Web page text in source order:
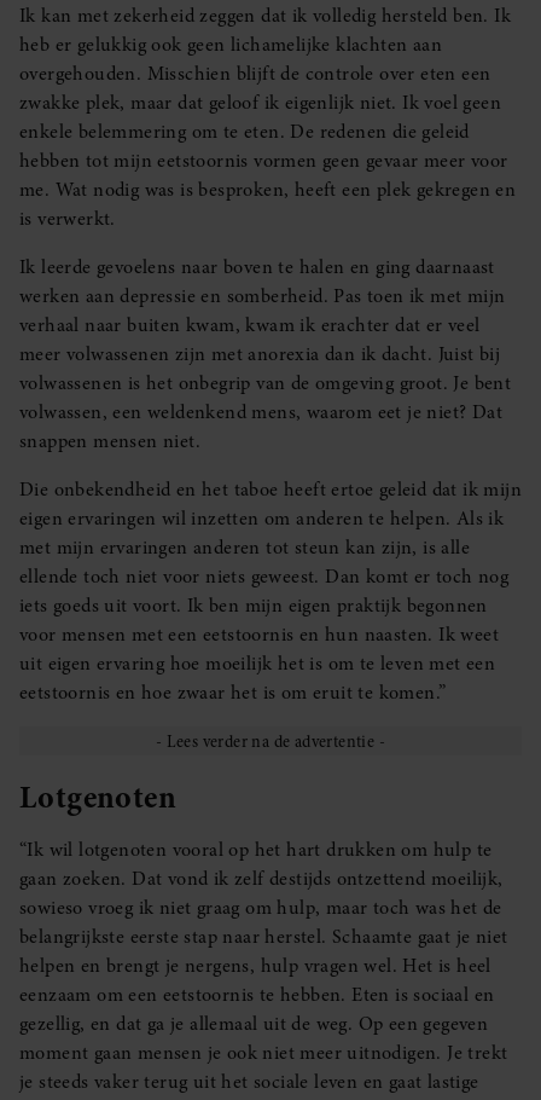
Ik kan met zekerheid zeggen dat ik volledig hersteld ben. Ik
heb er gelukkig ook geen lichamelijke klachten aan
overgehouden. Misschien blijft de controle over eten een
zwakke plek, maar dat geloof ik eigenlijk niet. Ik voel geen
enkele belemmering om te eten. De redenen die geleid
hebben tot mijn eetstoornis vormen geen gevaar meer voor
me. Wat nodig was is besproken, heeft een plek gekregen en
is verwerkt.
Ik leerde gevoelens naar boven te halen en ging daarnaast
werken aan depressie en somberheid. Pas toen ik met mijn
verhaal naar buiten kwam, kwam ik erachter dat er veel
meer volwassenen zijn met anorexia dan ik dacht. Juist bij
volwassenen is het onbegrip van de omgeving groot. Je bent
volwassen, een weldenkend mens, waarom eet je niet? Dat
snappen mensen niet.
Die onbekendheid en het taboe heeft ertoe geleid dat ik mijn
eigen ervaringen wil inzetten om anderen te helpen. Als ik
met mijn ervaringen anderen tot steun kan zijn, is alle
ellende toch niet voor niets geweest. Dan komt er toch nog
iets goeds uit voort. Ik ben mijn eigen praktijk begonnen
voor mensen met een eetstoornis en hun naasten. Ik weet
uit eigen ervaring hoe moeilijk het is om te leven met een
eetstoornis en hoe zwaar het is om eruit te komen.”
Lotgenoten
“Ik wil lotgenoten vooral op het hart drukken om hulp te
gaan zoeken. Dat vond ik zelf destijds ontzettend moeilijk,
sowieso vroeg ik niet graag om hulp, maar toch was het de
belangrijkste eerste stap naar herstel. Schaamte gaat je niet
helpen en brengt je nergens, hulp vragen wel. Het is heel
eenzaam om een eetstoornis te hebben. Eten is sociaal en
gezellig, en dat ga je allemaal uit de weg. Op een gegeven
moment gaan mensen je ook niet meer uitnodigen. Je trekt
je steeds vaker terug uit het sociale leven en gaat lastige